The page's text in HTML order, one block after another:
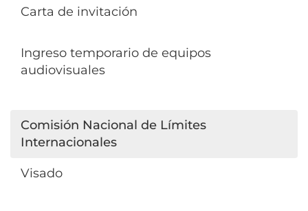
Carta de invitación
Ingreso temporario de equipos
audiovisuales
Comisión Nacional de Límites
Internacionales
Visado